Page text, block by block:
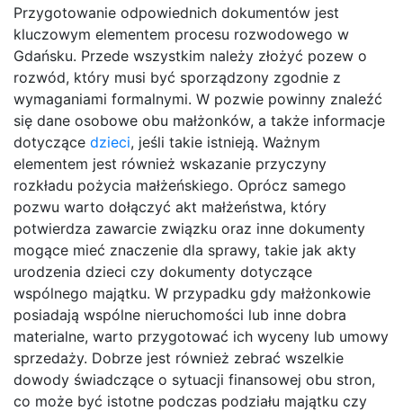
Przygotowanie odpowiednich dokumentów jest
kluczowym elementem procesu rozwodowego w
Gdańsku. Przede wszystkim należy złożyć pozew o
rozwód, który musi być sporządzony zgodnie z
wymaganiami formalnymi. W pozwie powinny znaleźć
się dane osobowe obu małżonków, a także informacje
dotyczące dzieci, jeśli takie istnieją. Ważnym
elementem jest również wskazanie przyczyny
rozkładu pożycia małżeńskiego. Oprócz samego
pozwu warto dołączyć akt małżeństwa, który
potwierdza zawarcie związku oraz inne dokumenty
mogące mieć znaczenie dla sprawy, takie jak akty
urodzenia dzieci czy dokumenty dotyczące
wspólnego majątku. W przypadku gdy małżonkowie
posiadają wspólne nieruchomości lub inne dobra
materialne, warto przygotować ich wyceny lub umowy
sprzedaży. Dobrze jest również zebrać wszelkie
dowody świadczące o sytuacji finansowej obu stron,
co może być istotne podczas podziału majątku czy